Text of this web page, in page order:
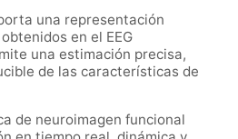
una representación
en el EEG
una estimación precisa,
de las características de
de neuroimagen funcional